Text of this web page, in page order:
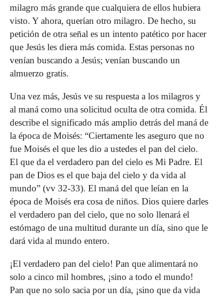
milagro más grande que cualquiera de ellos hubiera
visto. Y ahora, querían otro milagro. De hecho, su
petición de otra señal es un intento patético por hacer
que Jesús les diera más comida. Estas personas no
venían buscando a Jesús; venían buscando un
almuerzo gratis.
Una vez más, Jesús ve su respuesta a los milagros y
al maná como una solicitud oculta de otra comida. Él
describe el significado más amplio detrás del maná de
la época de Moisés: “Ciertamente les aseguro que no
fue Moisés el que les dio a ustedes el pan del cielo.
El que da el verdadero pan del cielo es Mi Padre. El
pan de Dios es el que baja del cielo y da vida al
mundo” (vv 32-33). El maná del que leían en la
época de Moisés era cosa de niños. Dios quiere darles
el verdadero pan del cielo, que no solo llenará el
estómago de una multitud durante un día, sino que le
dará vida al mundo entero.
¡El verdadero pan del cielo! Pan que alimentará no
solo a cinco mil hombres, ¡sino a todo el mundo!
Pan que no solo sacia por un día, ¡sino que da vida